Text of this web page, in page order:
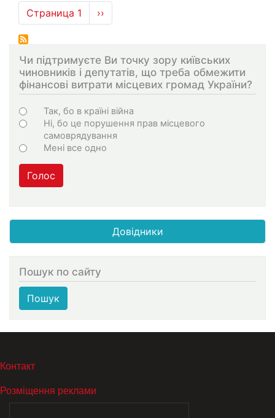
Нумерация
страниц
Страница 1
Следующая
страница
››
Чи підтримуєте Ви точку зору київських
чиновників і депутатів, що треба обмежити
фінансові витрати місцевих громад України?
Choices
Так, бо в країні війна
Ні, бо це порушення прав місцевого
самоврядування
Мені все одно
Голос
Довідники
Пошук по сайту
Пошук
МЕНЮ В ПОДВАЛЕ
Контакт
Розміщення реклами